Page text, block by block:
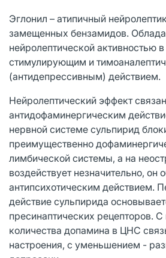
Эглонил – атипичный
замещенных бензамидов.
нейролептической активностью
стимулирующим и
(антидепрессивным) действием.
Нейролептический эффект
антидофаминергическим
нервной системе сульпирид
преимущественно
лимбической системы, а на
воздействует незначительно, он
антипсихотическим действием.
действие сульпирида
пресинаптических рецепторов.
количества допамина в ЦНС
настроения, с уменьшением -